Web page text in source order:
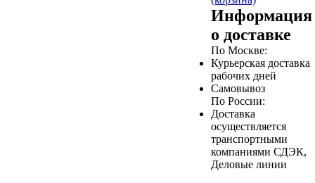
Информация
о доставке
По Москве:
Курьерская доставка
рабочих дней
Самовывоз
По России:
Доставка
осуществляется
транспортными
компаниями СДЭК,
Деловые линии